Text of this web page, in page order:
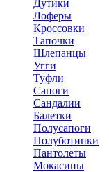
Дутики
Лоферы
Кроссовки
Тапочки
Шлепанцы
Угги
Туфли
Сапоги
Сандалии
Балетки
Полусапоги
Полуботинки
Пантолеты
Мокасины